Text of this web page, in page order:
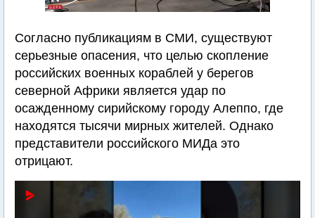
Согласно публикациям в СМИ, существуют
серьезные опасения, что целью скопление
российских военных кораблей у берегов
северной Африки является удар по
осажденному сирийскому городу Алеппо, где
находятся тысячи мирных жителей. Однако
представители российского МИДа это
отрицают.